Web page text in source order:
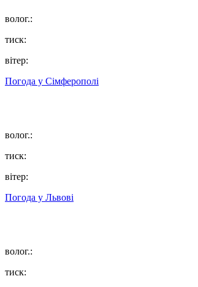
волог.:
тиск:
вітер:
Погода у Сімферополі
волог.:
тиск:
вітер:
Погода у Львові
волог.:
тиск: